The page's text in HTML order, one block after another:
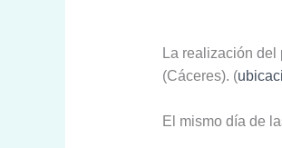
La realización
(Cáceres). (
El mismo día de